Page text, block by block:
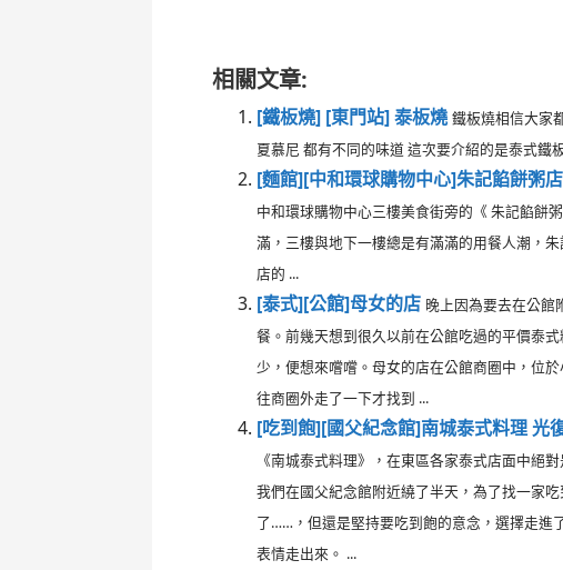
相關文章:
[鐵板燒] [東門站] 泰板燒 鐵板燒相信大家
夏慕尼 都有不同的味道 這次要介紹的是泰式鐵
[麵館][中和環球購物中心]朱記餡餅粥店
中和環球購物中心三樓美食街旁的《 朱記餡餅
滿，三樓與地下一樓總是有滿滿的用餐人潮，
店的 ...
[泰式][公館]母女的店 晚上因為要去在公館
餐。前幾天想到很久以前在公館吃過的平價泰
少，便想來嚐嚐。母女的店在公館商圈中，位
往商圈外走了一下才找到 ...
[吃到飽][國父紀念館]南城泰式料理 光
《南城泰式料理》，在東區各家泰式店面中絕
我們在國父紀念館附近繞了半天，為了找一家
了……，但還是堅持要吃到飽的意念，選擇走進
表情走出來。 ...